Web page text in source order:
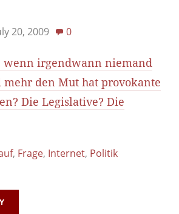
20, 2009 0
wenn irgendwann niemand
mehr den Mut hat provokante
Die Legislative? Die
, Frage, Internet, Politik